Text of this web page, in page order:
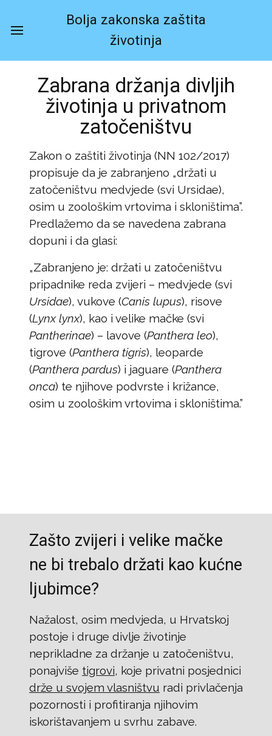
Bolja zakonska zaštita
životinja
Zabrana držanja divljih
životinja u privatnom
zatočeništvu
Zakon o zaštiti životinja (NN 102/2017)
propisuje da je zabranjeno „držati u
zatočeništvu medvjede (svi Ursidae),
osim u zoološkim vrtovima i skloništima”.
Predlažemo da se navedena zabrana
dopuni i da glasi:
„Zabranjeno je: držati u zatočeništvu
pripadnike reda zvijeri – medvjede (svi
Ursidae), vukove (Canis lupus), risove
(Lynx lynx), kao i velike mačke (svi
Pantherinae) – lavove (Panthera leo),
tigrove (Panthera tigris), leoparde
(Panthera pardus) i jaguare (Panthera
onca) te njihove podvrste i križance,
osim u zoološkim vrtovima i skloništima.”
Zašto zvijeri i velike mačke
ne bi trebalo držati kao kućne
ljubimce?
Nažalost, osim medvjeda, u Hrvatskoj
postoje i druge divlje životinje
neprikladne za držanje u zatočeništvu,
ponajviše tigrovi, koje privatni posjednici
drže u svojem vlasništvu radi privlačenja
pozornosti i profitiranja njihovim
iskorištavanjem u svrhu zabave.